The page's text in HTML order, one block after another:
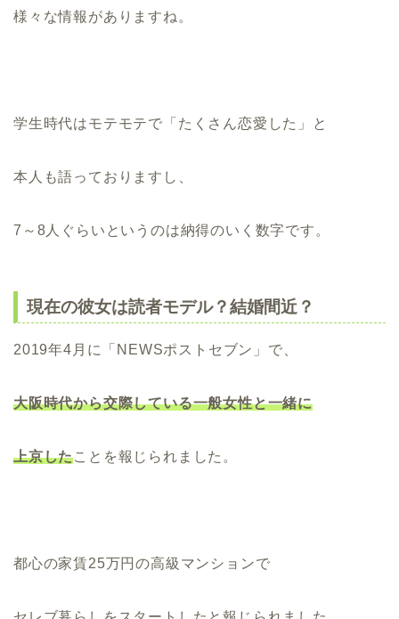
様々な情報がありますね。
学生時代はモテモテで「たくさん恋愛した」と
本人も語っておりますし、
7～8人ぐらいというのは納得のいく数字です。
現在の彼女は読者モデル？結婚間近？
2019年4月に「NEWSポストセブン」で、
大阪時代から交際している一般女性と一緒に
上京したことを報じられました。
都心の家賃25万円の高級マンションで